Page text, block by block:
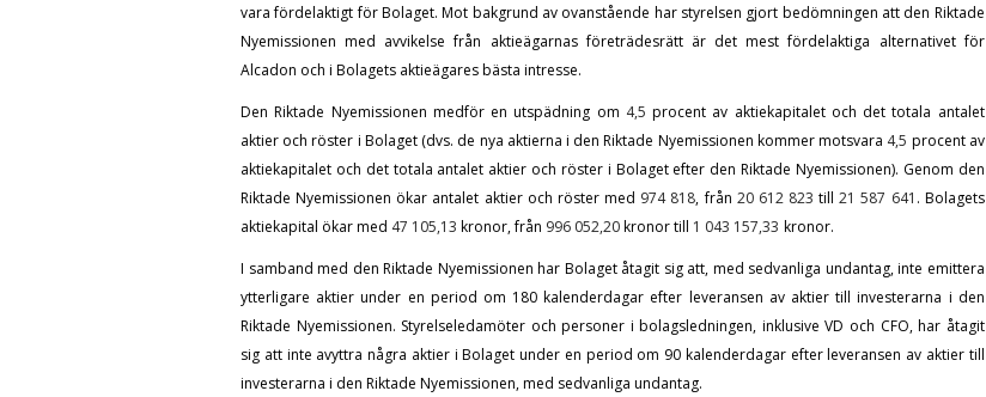
vara fördelaktigt för Bolaget. Mot bakgrund av ovanstående har styrelsen gjort bedömningen att den Riktade
Nyemissionen med avvikelse från aktieägarnas företrädesrätt är det mest fördelaktiga alternativet för
Alcadon och i Bolagets aktieägares bästa intresse.
Den Riktade Nyemissionen medför en utspädning om 4,5 procent av aktiekapitalet och det totala antalet
aktier och röster i Bolaget (dvs. de nya aktierna i den Riktade Nyemissionen kommer motsvara 4,5 procent av
aktiekapitalet och det totala antalet aktier och röster i Bolaget efter den Riktade Nyemissionen). Genom den
Riktade Nyemissionen ökar antalet aktier och röster med 974 818, från 20 612 823till21 587 641 . Bolagets
aktiekapital ökar med 47 105,13 kronor, från 996 052,20kronor till 1 043 157,33 kronor.
I samband med den Riktade Nyemissionen har Bolaget åtagit sig att, med sedvanliga undantag, inte emittera
ytterligare aktier under en period om 180 kalenderdagar efter leveransen av aktier till investerarna i den
Riktade Nyemissionen. Styrelseledamöter och personer i bolagsledningen, inklusive VD och CFO, har åtagit
sig att inte avyttra några aktier i Bolaget under en period om 90 kalenderdagar efter leveransen av aktier till
investerarna i den Riktade Nyemissionen, med sedvanliga undantag.